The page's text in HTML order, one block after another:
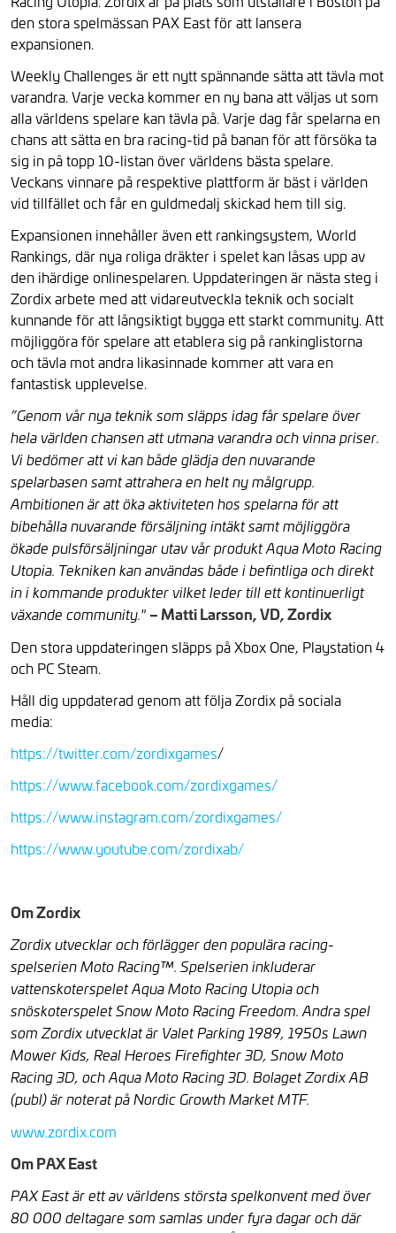
den stora spelmässan PAX East för att lansera
expansionen.
Weekly Challenges är ett nytt spännande sätta att tävla mot
varandra. Varje vecka kommer en ny bana att väljas ut som
alla världens spelare kan tävla på. Varje dag får spelarna en
chans att sätta en bra racing-tid på banan för att försöka ta
sig in på topp 10-listan över världens bästa spelare.
Veckans vinnare på respektive plattform är bäst i världen
vid tillfället och får en guldmedalj skickad hem till sig.
Expansionen innehåller även ett rankingsystem, World
Rankings, där nya roliga dräkter i spelet kan låsas upp av
den ihärdige onlinespelaren. Uppdateringen är nästa steg i
Zordix arbete med att vidareutveckla teknik och socialt
kunnande för att långsiktigt bygga ett starkt community. Att
möjliggöra för spelare att etablera sig på rankinglistorna
och tävla mot andra likasinnade kommer att vara en
fantastisk upplevelse.
”Genom vår nya teknik som släpps idag får spelare över
hela världen chansen att utmana varandra och vinna priser.
Vi bedömer att vi kan både glädja den nuvarande
spelarbasen samt attrahera en helt ny målgrupp.
Ambitionen är att öka aktiviteten hos spelarna för att
bibehålla nuvarande försäljning intäkt samt möjliggöra
ökade pulsförsäljningar utav vår produkt Aqua Moto Racing
Utopia. Tekniken kan användas både i befintliga och direkt
in i kommande produkter vilket leder till ett kontinuerligt
växande community." – Matti Larsson, VD, Zordix
Den stora uppdateringen släpps på Xbox One, Playstation 4
och PC Steam.
Håll dig uppdaterad genom att följa Zordix på sociala
media:
https://twitter.com/zordixgames/
https://www.facebook.com/zordixgames/
https://www.instagram.com/zordixgames/
https://www.youtube.com/zordixab/
Om Zordix
Zordix utvecklar och förlägger den populära racing-
spelserien Moto Racing™. Spelserien inkluderar
vattenskoterspelet Aqua Moto Racing Utopia och
snöskoterspelet Snow Moto Racing Freedom. Andra spel
som Zordix utvecklat är Valet Parking 1989, 1950s Lawn
Mower Kids, Real Heroes Firefighter 3D, Snow Moto
Racing 3D, och Aqua Moto Racing 3D. Bolaget Zordix AB
(publ) är noterat på Nordic Growth Market MTF.
www.zordix.com
Om PAX East
PAX East är ett av världens största spelkonvent med över
80 000 deltagare som samlas under fyra dagar och där